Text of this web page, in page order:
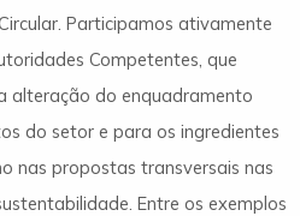
Participamos ativamente
Competentes, que
alteração do enquadramento
do setor e para os ingredientes
nas propostas transversais nas
Entre os exemplos